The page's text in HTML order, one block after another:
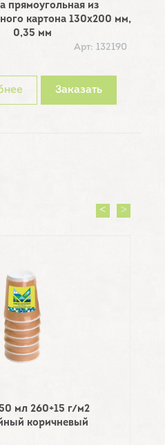
прямоугольная из
картона 130х200 мм,
0,35 мм
Арт: 132190
Заказать
мл 260+15 г/м2
коричневый